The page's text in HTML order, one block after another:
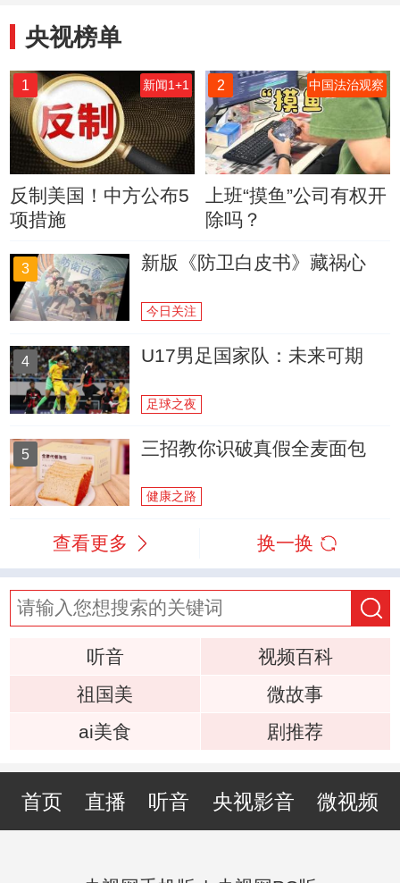
央视榜单
1 新闻1+1
反制美国！中方公布5
项措施
2 中国法治观察
上班“摸鱼”公司有权开
除吗？
3 新版《防卫白皮书》藏祸心
今日关注
4 U17男足国家队：未来可期
足球之夜
5 三招教你识破真假全麦面包
健康之路
查看更多 换一换
听音
视频百科
祖国美
微故事
ai美食
剧推荐
首页 直播 听音 央视影音 微视频